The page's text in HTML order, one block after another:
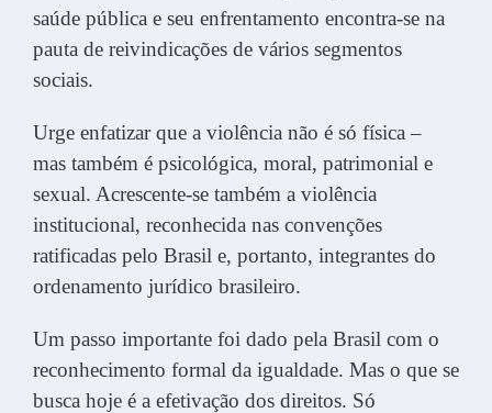
saúde pública e seu enfrentamento encontra-se na
pauta de reivindicações de vários segmentos
sociais.
Urge enfatizar que a violência não é só física –
mas também é psicológica, moral, patrimonial e
sexual. Acrescente-se também a violência
institucional, reconhecida nas convenções
ratificadas pelo Brasil e, portanto, integrantes do
ordenamento jurídico brasileiro.
Um passo importante foi dado pela Brasil com o
reconhecimento formal da igualdade. Mas o que se
busca hoje é a efetivação dos direitos. Só